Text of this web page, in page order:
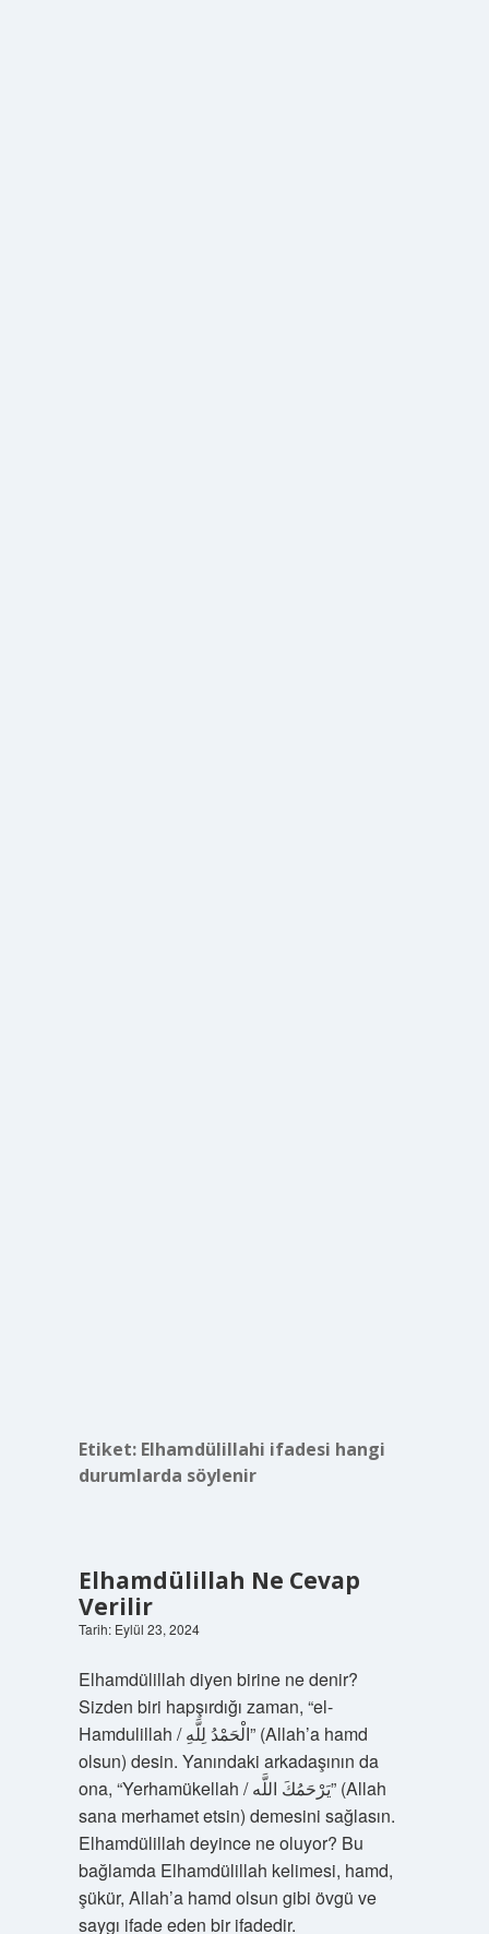
Etiket: Elhamdülillahi ifadesi hangi
durumlarda söylenir
Elhamdülillah Ne Cevap
Verilir
Tarih: Eylül 23, 2024
Elhamdülillah diyen birine ne denir?
Sizden biri hapşırdığı zaman, “el-
Hamdulillah / الْحَمْدُ لِلَّهِ” (Allah’a hamd
olsun) desin. Yanındaki arkadaşının da
ona, “Yerhamükellah / يَرْحَمُكَ اللَّه” (Allah
sana merhamet etsin) demesini sağlasın.
Elhamdülillah deyince ne oluyor? Bu
bağlamda Elhamdülillah kelimesi, hamd,
şükür, Allah’a hamd olsun gibi övgü ve
saygı ifade eden bir ifadedir.